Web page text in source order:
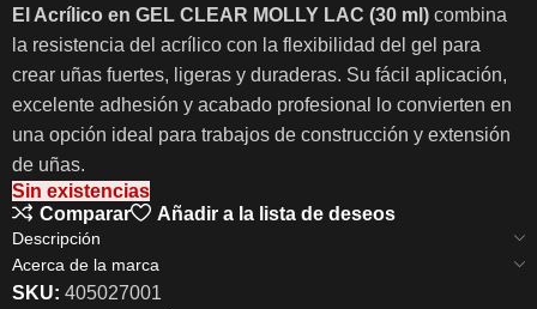
El Acrílico en GEL CLEAR MOLLY LAC (30 ml) combina
la resistencia del acrílico con la flexibilidad del gel para
crear uñas fuertes, ligeras y duraderas. Su fácil aplicación,
excelente adhesión y acabado profesional lo convierten en
una opción ideal para trabajos de construcción y extensión
de uñas.
Sin existencias
Comparar
Añadir a la lista de deseos
Descripción
Acerca de la marca
SKU: 405027001